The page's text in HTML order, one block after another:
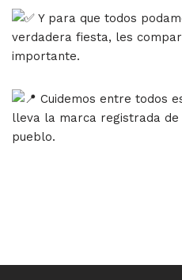
Y para que todos
verdadera fiesta, les
importante.
Cuidemos entre todos
lleva la marca registrada
pueblo.